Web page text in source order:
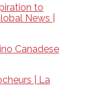
to
News |
Canadese
| La